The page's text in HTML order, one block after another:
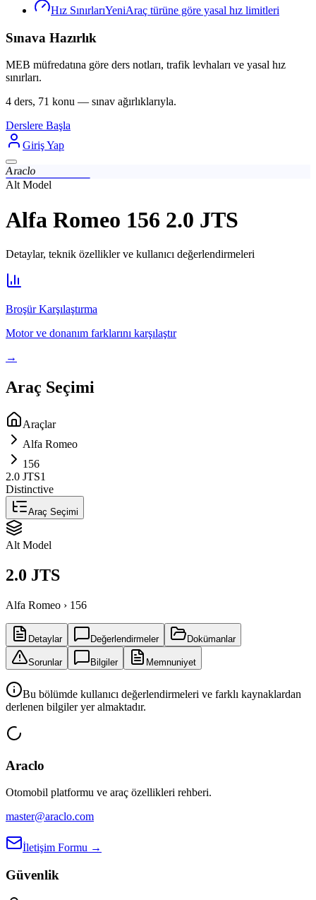
Hız SınırlarıYeniAraç türüne göre yasal hız limitleri
Sınava Hazırlık
MEB müfredatına göre ders notları, trafik levhaları ve yasal hız
sınırları.
4 ders, 71 konu — sınav ağırlıklarıyla.
Derslere Başla
Giriş Yap
Araclo
Alt Model
Alfa Romeo 156 2.0 JTS
Detaylar, teknik özellikler ve kullanıcı değerlendirmeleri
Broşür Karşılaştırma
Motor ve donanım farklarını karşılaştır
→
Araç Seçimi
Araçlar
Alfa Romeo
156
2.0 JTS1
Distinctive
Araç Seçimi
Alt Model
2.0 JTS
Alfa Romeo › 156
Detaylar Değerlendirmeler Dokümanlar
Sorunlar Bilgiler Memnuniyet
Bu bölümde kullanıcı değerlendirmeleri ve farklı kaynaklardan
derlenen bilgiler yer almaktadır.
Araclo
Otomobil platformu ve araç özellikleri rehberi.
master@araclo.com
İletişim Formu →
Güvenlik